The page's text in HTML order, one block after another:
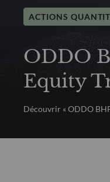
ACTIONS
ODDO
Equity
Découvrir « ODDO